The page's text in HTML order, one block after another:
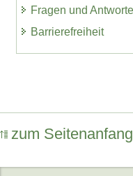
Fragen und
Barrierefreiheit
zum Seitenanfang